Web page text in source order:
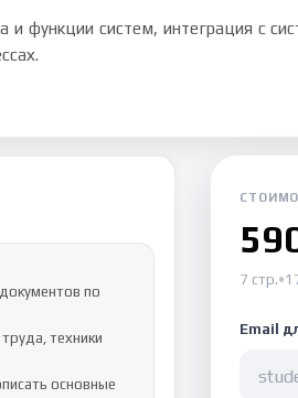
функции систем, интеграция с
7 стр.•
Email